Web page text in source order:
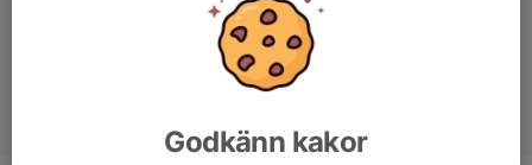
Godkänn kakor